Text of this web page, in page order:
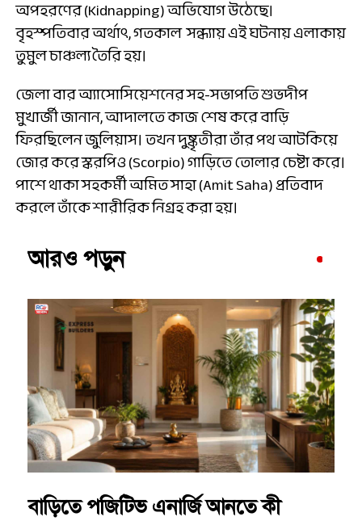
অপহরণের (Kidnapping) অভিযোগ উঠেছে।
বৃহস্পতিবার অর্থাৎ, গতকাল সন্ধ্যায় এই ঘটনায় এলাকায়
তুমুল চাঞ্চল্য তৈরি হয়।
জেলা বার অ্যাসোসিয়েশনের সহ-সভাপতি শুভদীপ
মুখার্জী জানান, আদালতে কাজ শেষ করে বাড়ি
ফিরছিলেন জুলিয়াস। তখন দুষ্কৃতীরা তাঁর পথ আটকিয়ে
জোর করে স্করপিও (Scorpio) গাড়িতে তোলার চেষ্টা করে।
পাশে থাকা সহকর্মী অমিত সাহা (Amit Saha) প্রতিবাদ
করলে তাঁকে শারীরিক নিগ্রহ করা হয়।
আরও পড়ুন
বাড়িতে পজিটিভ এনার্জি আনতে কী